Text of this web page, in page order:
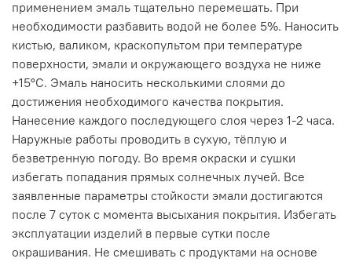
применением эмаль тщательно перемешать. При
необходимости разбавить водой не более 5%. Наносить
кистью, валиком, краскопультом при температуре
поверхности, эмали и окружающего воздуха не ниже
+15°С. Эмаль наносить несколькими слоями до
достижения необходимого качества покрытия.
Нанесение каждого последующего слоя через 1-2 часа.
Наружные работы проводить в сухую, тёплую и
безветренную погоду. Во время окраски и сушки
избегать попадания прямых солнечных лучей. Все
заявленные параметры стойкости эмали достигаются
после 7 суток с момента высыхания покрытия. Избегать
эксплуатации изделий в первые сутки после
окрашивания. Не смешивать с продуктами на основе